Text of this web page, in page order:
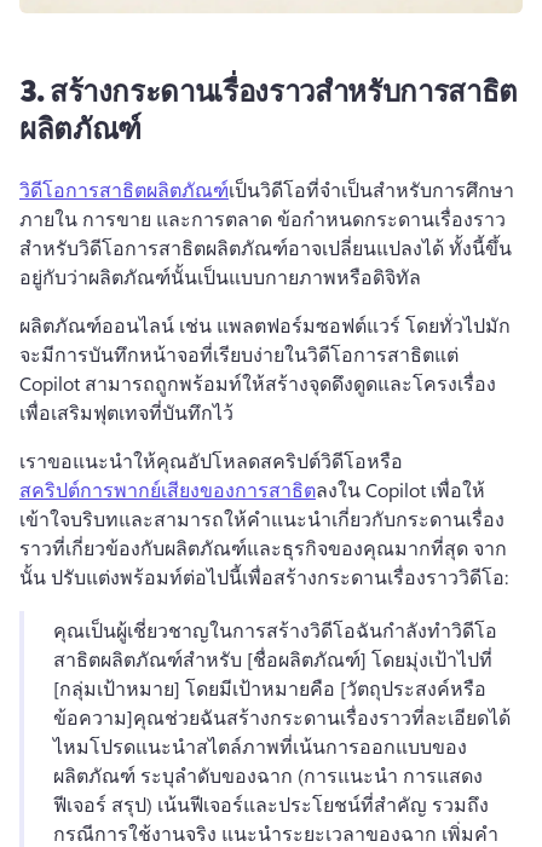
3.สร้างกระดานเรื่องราวสำหรับการสาธิต
ผลิตภัณฑ์
วิดีโอการสาธิตผลิตภัณฑ์เป็นวิดีโอที่จำเป็นสำหรับการศึกษา
ภายใน การขาย และการตลาด ข้อกำหนดกระดานเรื่องราว
สำหรับวิดีโอการสาธิตผลิตภัณฑ์อาจเปลี่ยนแปลงได้ ทั้งนี้ขึ้น
อยู่กับว่าผลิตภัณฑ์นั้นเป็นแบบกายภาพหรือดิจิทัล
ผลิตภัณฑ์ออนไลน์ เช่น แพลตฟอร์มซอฟต์แวร์ โดยทั่วไปมัก
จะมีการบันทึกหน้าจอที่เรียบง่ายในวิดีโอการสาธิตแต่
Copilot สามารถถูกพร้อมท์ให้สร้างจุดดึงดูดและโครงเรื่อง
เพื่อเสริมฟุตเทจที่บันทึกไว้
เราขอแนะนำให้คุณอัปโหลดสคริปต์วิดีโอหรือ
สคริปต์การพากย์เสียงของการสาธิตลงใน Copilot เพื่อให้
เข้าใจบริบทและสามารถให้คำแนะนำเกี่ยวกับกระดานเรื่อง
ราวที่เกี่ยวข้องกับผลิตภัณฑ์และธุรกิจของคุณมากที่สุด จาก
นั้น ปรับแต่งพร้อมท์ต่อไปนี้เพื่อสร้างกระดานเรื่องราววิดีโอ:
คุณเป็นผู้เชี่ยวชาญในการสร้างวิดีโอฉันกำลังทำวิดีโอ
สาธิตผลิตภัณฑ์สำหรับ [ชื่อผลิตภัณฑ์] โดยมุ่งเป้าไปที่
[กลุ่มเป้าหมาย] โดยมีเป้าหมายคือ [วัตถุประสงค์หรือ
ข้อความ]คุณช่วยฉันสร้างกระดานเรื่องราวที่ละเอียดได้
ไหมโปรดแนะนำสไตล์ภาพที่เน้นการออกแบบของ
ผลิตภัณฑ์ ระบุลำดับของฉาก (การแนะนำ การแสดง
ฟีเจอร์ สรุป) เน้นฟีเจอร์และประโยชน์ที่สำคัญ รวมถึง
กรณีการใช้งานจริง แนะนำระยะเวลาของฉาก เพิ่มคำ